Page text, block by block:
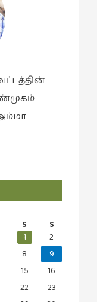
S
S
1
2
8
9
15
16
22
23